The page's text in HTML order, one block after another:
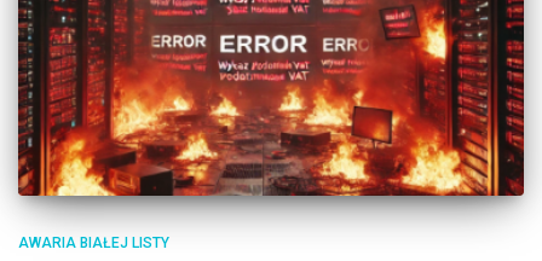
AWARIA BIAŁEJ LISTY